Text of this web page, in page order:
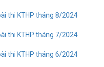
thi KTHP tháng 8/2024
thi KTHP tháng 7/2024
thi KTHP tháng 6/2024